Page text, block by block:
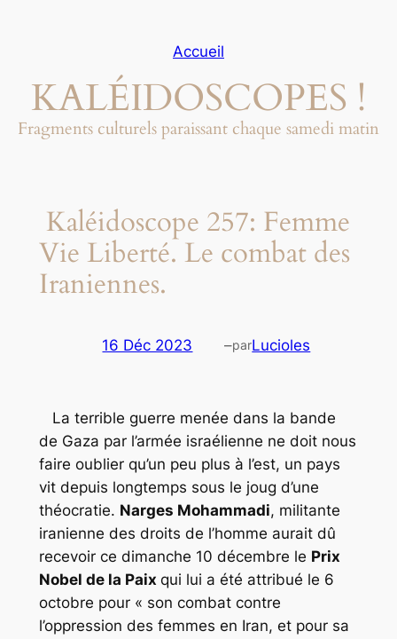
Accueil
KALÉIDOSCOPES !
Fragments culturels paraissant chaque samedi matin
Kaléidoscope 257: Femme
Vie Liberté. Le combat des
Iraniennes.
16 Déc 2023 –parLucioles
La terrible guerre menée dans la bande
de Gaza par l’armée israélienne ne doit nous
faire oublier qu’un peu plus à l’est, un pays
vit depuis longtemps sous le joug d’une
théocratie. Narges Mohammadi, militante
iranienne des droits de l’homme aurait dû
recevoir ce dimanche 10 décembre le Prix
Nobel de la Paix qui lui a été attribué le 6
octobre pour « son combat contre
l’oppression des femmes en Iran, et pour sa